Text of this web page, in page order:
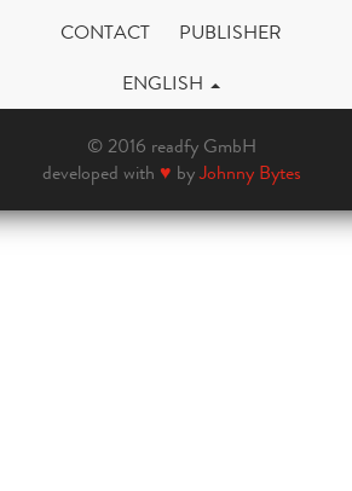
CONTACT
PUBLISHER
ENGLISH
© 2016 readfy GmbH
developed with ♥ byJohnny Bytes